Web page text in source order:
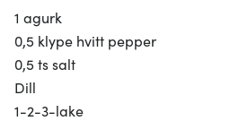
1 agurk
0,5 klype hvitt pepper
0,5 ts salt
Dill
1-2-3-lake